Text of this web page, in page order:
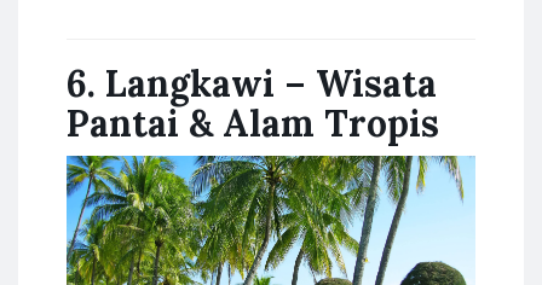
6. Langkawi – Wisata
Pantai & Alam Tropis